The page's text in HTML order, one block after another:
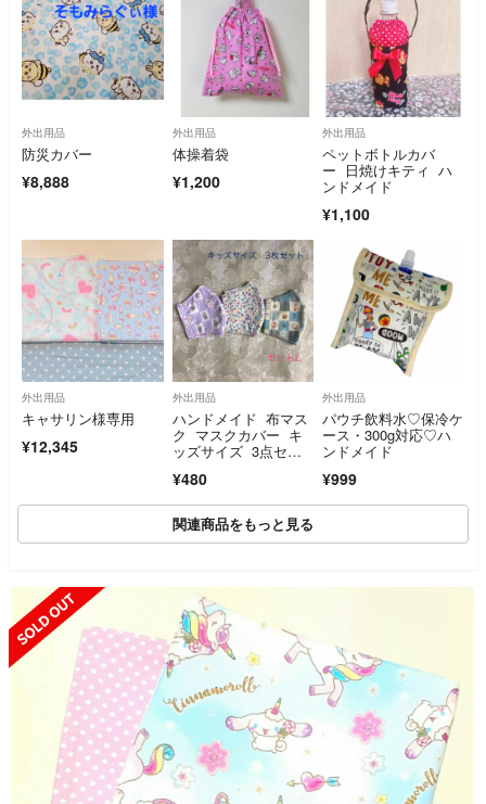
外出用品
防災カバー
¥8,888
外出用品
体操着袋
¥1,200
外出用品
ペットボトルカバ
ー 日焼けキティ ハ
ンドメイド
¥1,100
外出用品
キャサリン様専用
¥12,345
外出用品
ハンドメイド 布マス
ク マスクカバー キ
ッズサイズ 3点セッ
ーちゃん
¥480
外出用品
パウチ飲料水♡保冷ケ
ース・300g対応♡ハ
ンドメイド
¥999
関連商品をもっと見る